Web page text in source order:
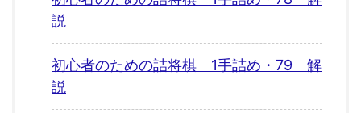
説
初心者のための詰将棋 1手詰め・79 解
説